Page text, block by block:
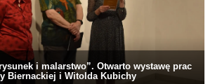
i malarstwo”. Otwarto wystawę prac
Biernackiej i Witolda Kubichy